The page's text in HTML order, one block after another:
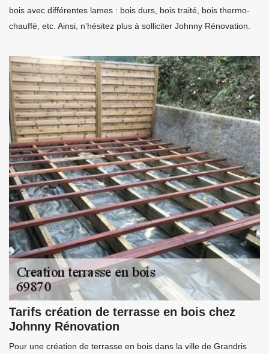
bois avec différentes lames : bois durs, bois traité, bois thermo-
chauffé, etc. Ainsi, n’hésitez plus à solliciter Johnny Rénovation.
Tarifs création de terrasse en bois chez
Johnny Rénovation
Pour une création de terrasse en bois dans la ville de Grandris